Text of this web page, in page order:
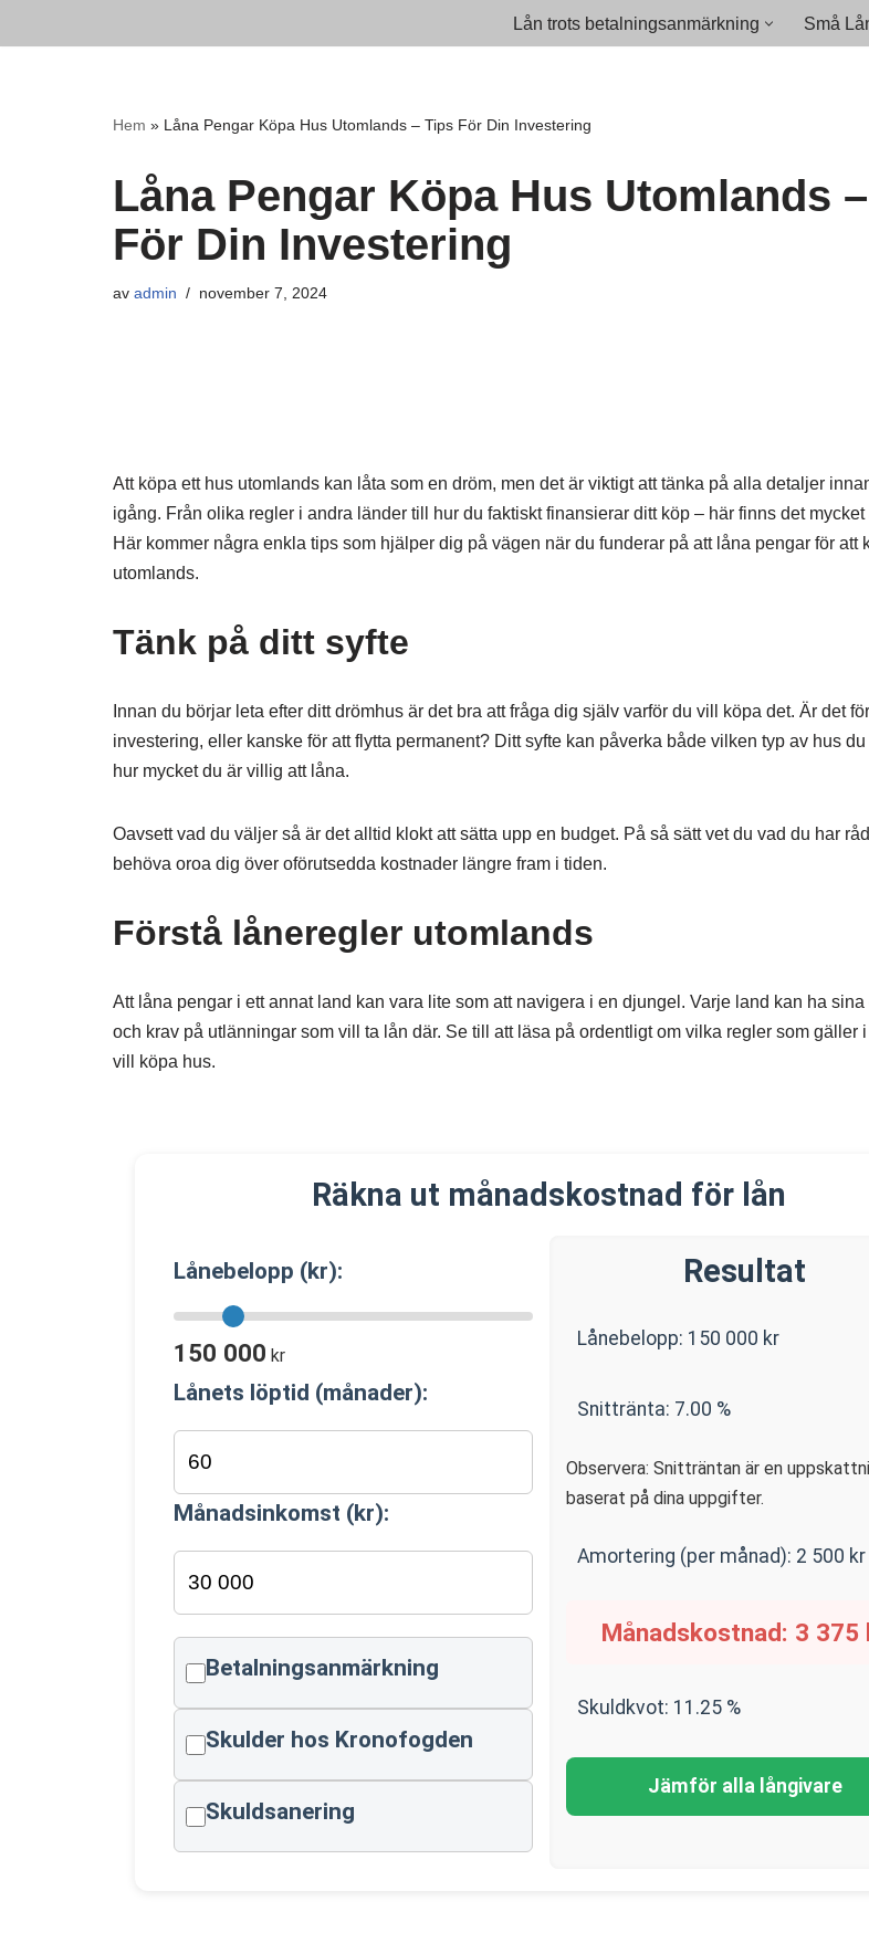
Lån trots betalningsanmärkning Små
Hem » Låna Pengar Köpa Hus Utomlands – Tips För Din Investering
Låna Pengar Köpa Hus Utomlands
För Din Investering
av admin november 7, 2024
Att köpa ett hus utomlands kan låta som en dröm, men det är viktigt att tänka på alla detaljer
igång. Från olika regler i andra länder till hur du faktiskt finansierar ditt köp – här finns det mycket
Här kommer några enkla tips som hjälper dig på vägen när du funderar på att låna pengar för att
utomlands.
Tänk på ditt syfte
Innan du börjar leta efter ditt drömhus är det bra att fråga dig själv varför du vill köpa det. Är det
investering, eller kanske för att flytta permanent? Ditt syfte kan påverka både vilken typ av hus
hur mycket du är villig att låna.
Oavsett vad du väljer så är det alltid klokt att sätta upp en budget. På så sätt vet du vad du har
behöva oroa dig över oförutsedda kostnader längre fram i tiden.
Förstå låneregler utomlands
Att låna pengar i ett annat land kan vara lite som att navigera i en djungel. Varje land kan ha
och krav på utlänningar som vill ta lån där. Se till att läsa på ordentligt om vilka regler som gäller
vill köpa hus.
Räkna ut månadskostnad för lån
Lånebelopp (kr):
150 000 kr
Lånets löptid (månader):
Månadsinkomst (kr):
Betalningsanmärkning
Skulder hos Kronofogden
Skuldsanering
Resultat
Lånebelopp: 150 000 kr
Snittränta: 7.00 %
Observera: Snitträntan är en
baserat på dina uppgifter.
Amortering (per månad): 2 500 kr
Månadskostnad: 3 375
Skuldkvot: 11.25%
Jämför alla långivare